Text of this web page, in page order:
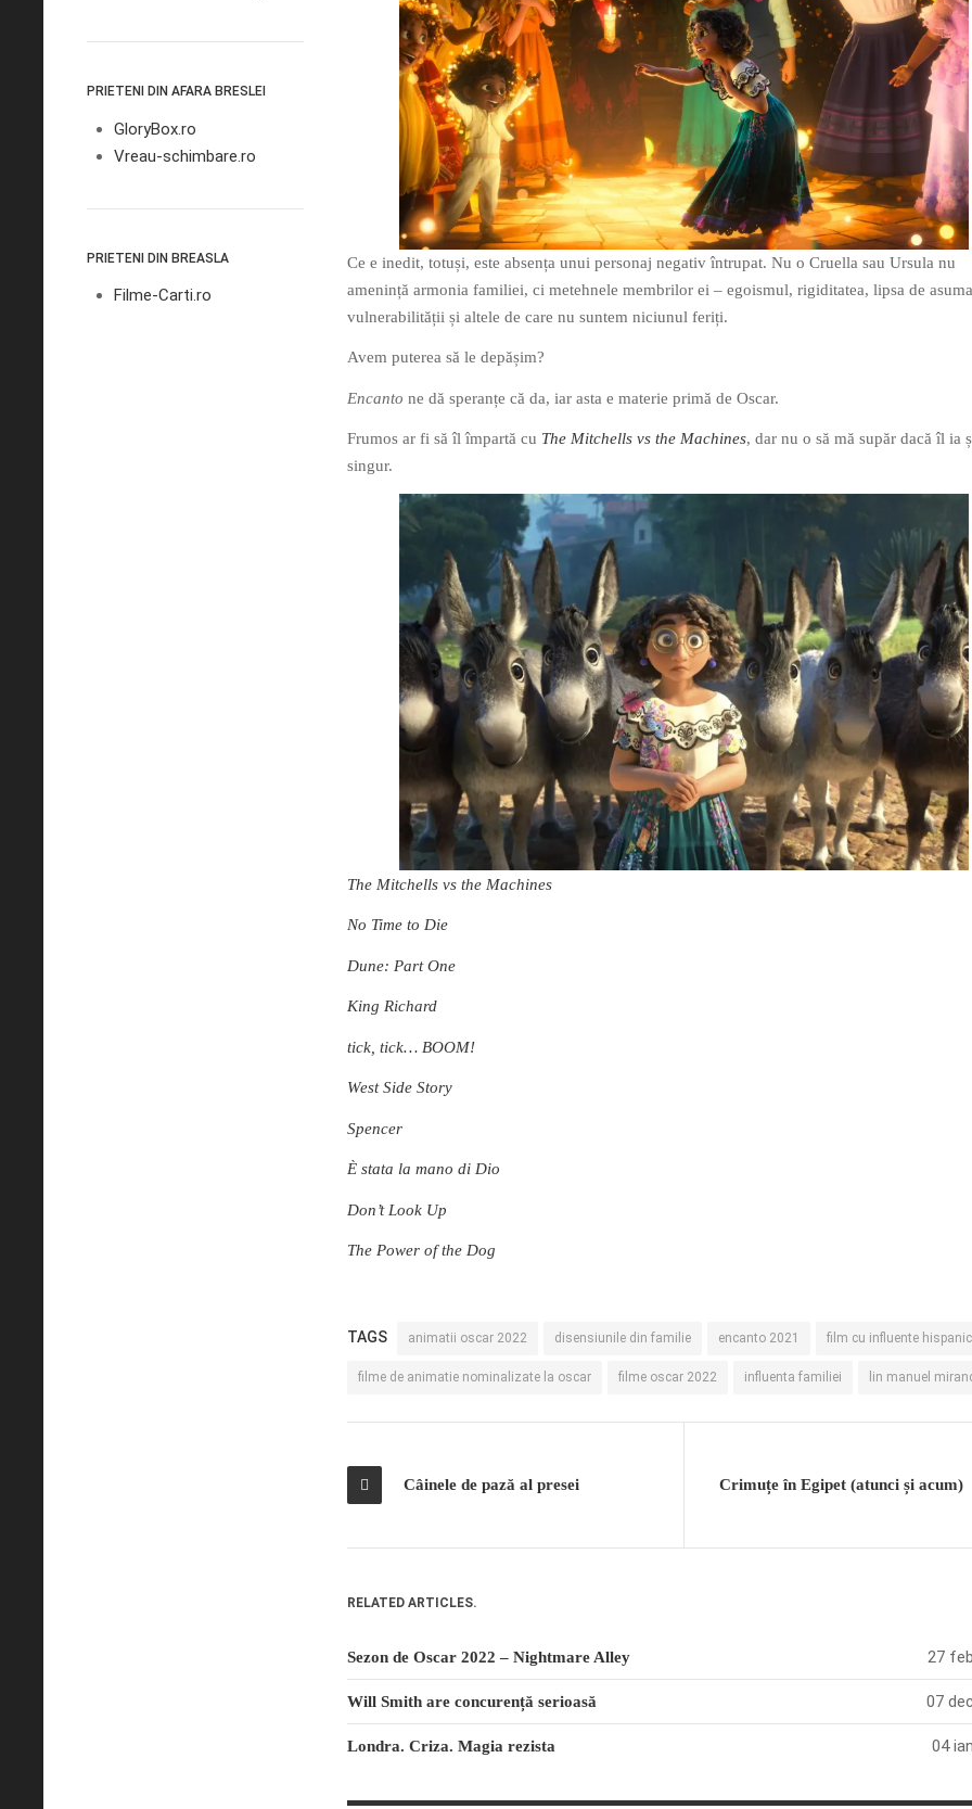
PRIETENI DIN AFARA BRESLEI
GloryBox.ro
Vreau-schimbare.ro
PRIETENI DIN BREASLA
Filme-Carti.ro
Ce e inedit, totuși, este absența unui personaj negativ întrupat. Nu o Cruella sau Ursula nu
amenință armonia familiei, ci metehnele membrilor ei – egoismul, rigiditatea, lipsa de
vulnerabilității și altele de care nu suntem niciunul feriți.
Avem puterea să le depășim?
Encanto ne dă speranțe că da, iar asta e materie primă de Oscar.
Frumos ar fi să îl împartă cu The Mitchells vs the Machines, dar nu o să mă supăr dacă îl ia
singur.
The Mitchells vs the Machines
No Time to Die
Dune: Part One
King Richard
tick, tick… BOOM!
West Side Story
Spencer
È stata la mano di Dio
Don’t Look Up
The Power of the Dog
TAGS animatii oscar 2022 disensiunile din familie encanto 2021 film cu influente
filme de animatie nominalizate la oscar filme oscar 2022 influenta familiei lin manuel
Câinele de pază al presei Crimuțe în Egipet (atunci și acum)
RELATED ARTICLES.
Sezon de Oscar 2022 – Nightmare Alley 27
Will Smith are concurență serioasă 07
Londra. Criza. Magia rezista 04